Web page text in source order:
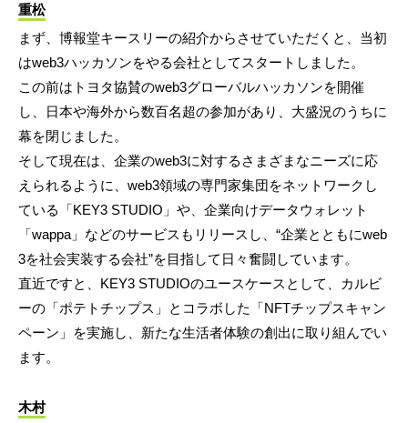
重松
まず、博報堂キースリーの紹介からさせていただくと、当初
はweb3ハッカソンをやる会社としてスタートしました。
この前はトヨタ協賛のweb3グローバルハッカソンを開催
し、日本や海外から数百名超の参加があり、大盛況のうちに
幕を閉じました。
そして現在は、企業のweb3に対するさまざまなニーズに応
えられるように、web3領域の専門家集団をネットワークし
ている「KEY3 STUDIO」や、企業向けデータウォレット
「wappa」などのサービスもリリースし、“企業とともにweb
3を社会実装する会社”を目指して日々奮闘しています。
直近ですと、KEY3 STUDIOのユースケースとして、カルビ
ーの「ポテトチップス」とコラボした「NFTチップスキャン
ペーン」を実施し、新たな生活者体験の創出に取り組んでい
ます。
木村